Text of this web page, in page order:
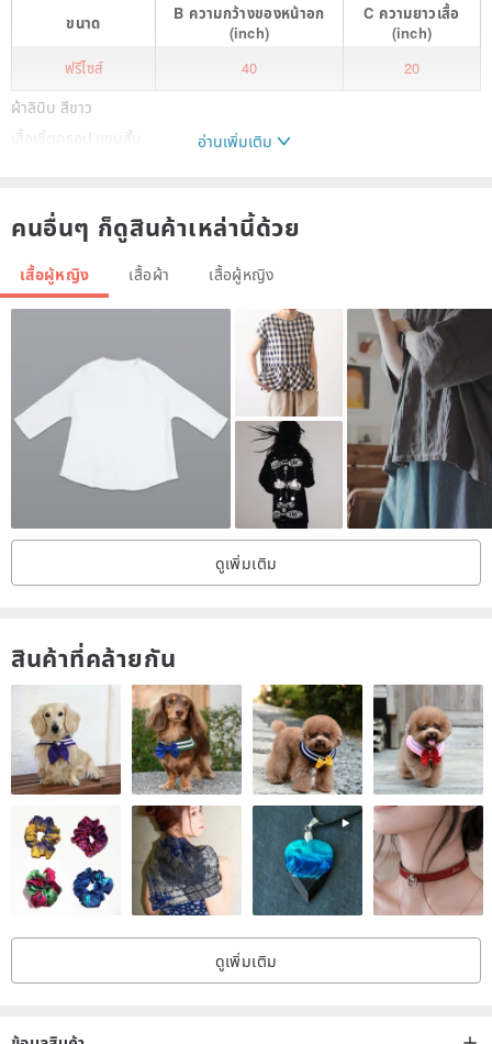
ขนาด B ความกว้างของหน้าอก
(inch)
C ความยาวเสื้อ
(inch)
ฟรีไซส์
40 20
ผ้าลินิน สีขาว
เสื้อเชิ้ตครอป แขนสั้น
Material : Linen w/ Cotton
*อาจจะใช้ระยะเวลาในการจัดส่ง 7-14 วัน
อ่านเพิ่มเติม
คนอื่นๆ ก็ดูสินค้าเหล่านี้ด้วย
เสื้อผู้หญิง เสื้อผ้า เสื้อผู้หญิง
ดูเพิ่มเติม
สินค้าที่คล้ายกัน
ดูเพิ่มเติม